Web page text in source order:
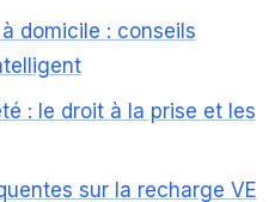
domicile : conseils
: le droit à la prise et les
sur la recharge VE